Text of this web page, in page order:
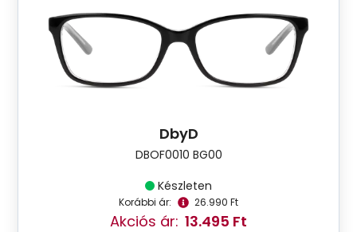
DbyD
DBOF0010 BG00
Készleten
Korábbi ár: 26.990 Ft
Akciós ár: 13.495 Ft